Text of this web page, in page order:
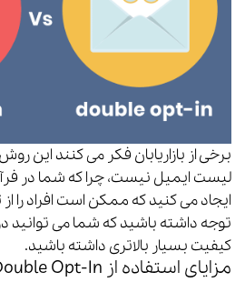
برخی از بازاریابان فکر می کنند این
لیست ایمیل نیست، چرا که شما در
ایجاد می کنید که ممکن است افراد را
توجه داشته باشید که شما می توانید
کیفیت بسیار بالاتری داشته باشید.
مزایای استفاده از Double Opt-In چیست؟